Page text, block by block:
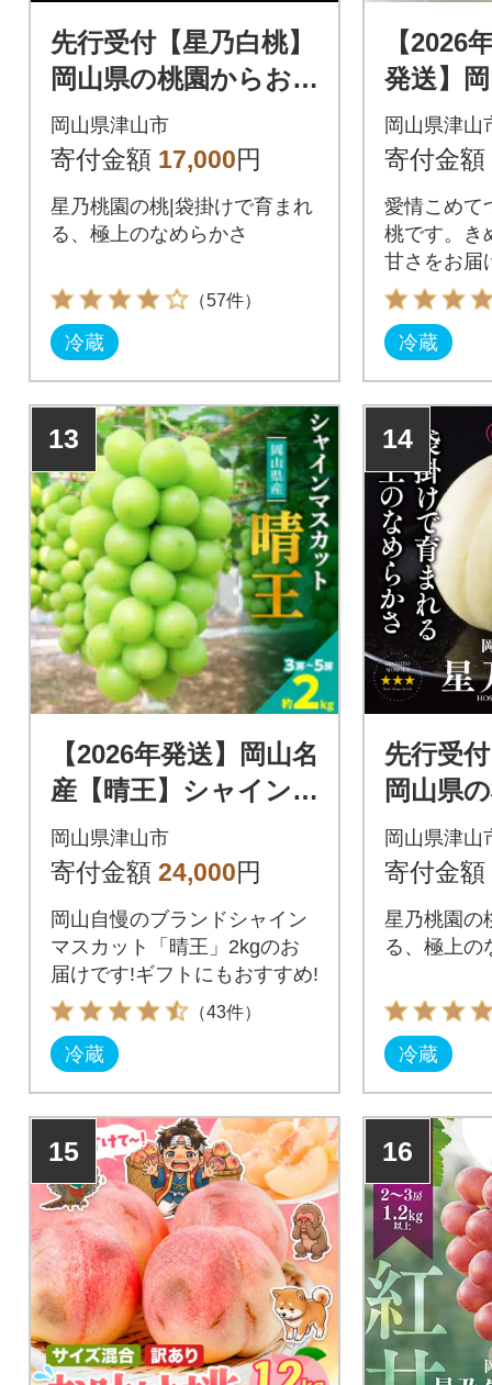
先行受付【星乃白桃】
岡山県の桃園からお届
けする三つ星の桃 1.5
kg(5～6玉)
岡山県津山市
寄付金額 17,000円
星乃桃園の桃|袋掛けで育まれ
る、極上のなめらかさ
（57件）
冷蔵
【2026
発送】
2kg(4～
岡山県津山
寄付金額
愛情こめて
桃です。き
甘さをお届
冷蔵
13
【2026年発送】岡山名
産【晴王】シャイン
マスカット2kg!8月下
旬以降順次発送
岡山県津山市
寄付金額 24,000円
岡山自慢のブランドシャイン
マスカット「晴王」2kgのお
届けです!ギフトにもおすすめ!
（43件）
冷蔵
14
先行受
岡山県
けする
kg (4～5
岡山県津山
寄付金額
星乃桃園の
る、極上の
冷蔵
15 16